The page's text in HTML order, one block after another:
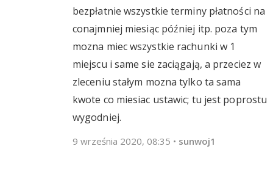
bezpłatnie wszystkie terminy płatności na
conajmniej miesiąc później itp. poza tym
mozna miec wszystkie rachunki w 1
miejscu i same sie zaciągają, a przeciez w
zleceniu stałym mozna tylko ta sama
kwote co miesiac ustawic; tu jest poprostu
wygodniej.
9 września 2020, 08:35 • sunwoj1